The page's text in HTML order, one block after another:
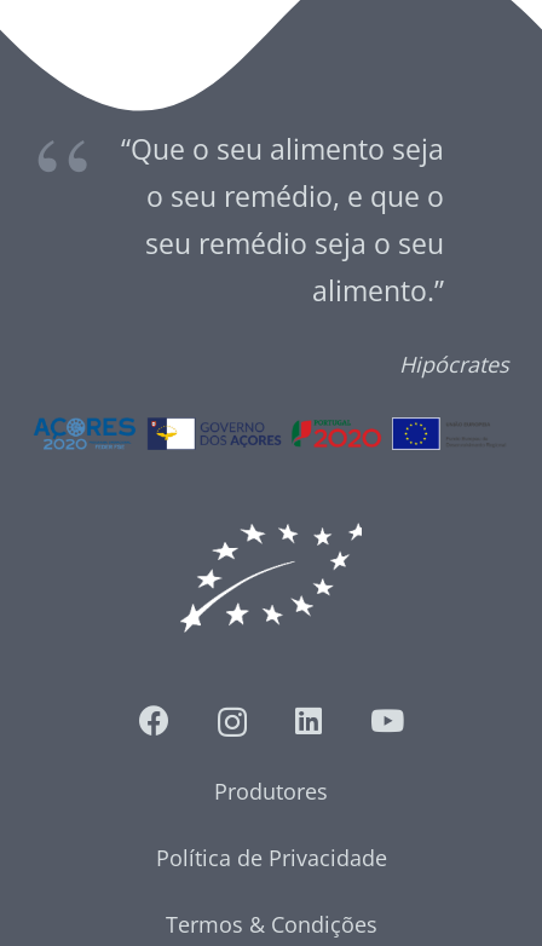
“Que o seu alimento seja
o seu remédio, e que o
seu remédio seja o seu
alimento.”
Hipócrates
Produtores
Política de Privacidade
Termos & Condições